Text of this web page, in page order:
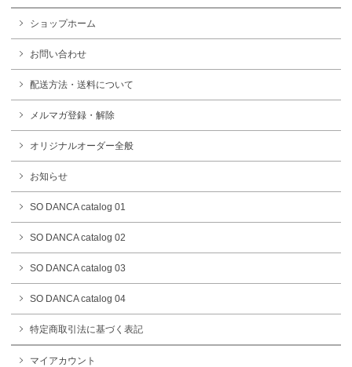
ショップホーム
お問い合わせ
配送方法・送料について
メルマガ登録・解除
オリジナルオーダー全般
お知らせ
SO DANCA catalog 01
SO DANCA catalog 02
SO DANCA catalog 03
SO DANCA catalog 04
特定商取引法に基づく表記
マイアカウント